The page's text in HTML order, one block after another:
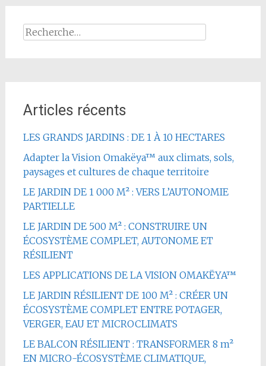
Rechercher :
Articles récents
LES GRANDS JARDINS : DE 1 À 10 HECTARES
Adapter la Vision Omakëya™ aux climats, sols,
paysages et cultures de chaque territoire
LE JARDIN DE 1 000 M² : VERS L’AUTONOMIE
PARTIELLE
LE JARDIN DE 500 M² : CONSTRUIRE UN
ÉCOSYSTÈME COMPLET, AUTONOME ET
RÉSILIENT
LES APPLICATIONS DE LA VISION OMAKËYA™
LE JARDIN RÉSILIENT DE 100 M² : CRÉER UN
ÉCOSYSTÈME COMPLET ENTRE POTAGER,
VERGER, EAU ET MICROCLIMATS
LE BALCON RÉSILIENT : TRANSFORMER 8 m²
EN MICRO-ÉCOSYSTÈME CLIMATIQUE,